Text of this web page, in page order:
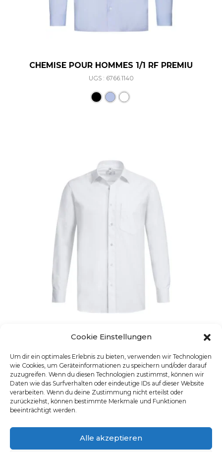
Cookie Einstellungen
Um dir ein optimales Erlebnis zu bieten, verwenden wir Technologien
wie Cookies, um Geräteinformationen zu speichern und/oder darauf
zuzugreifen. Wenn du diesen Technologien zustimmst, können wir
Daten wie das Surfverhalten oder eindeutige IDs auf dieser Website
verarbeiten. Wenn du deine Zustimmung nicht erteilst oder
zurückziehst, können bestimmte Merkmale und Funktionen
beeinträchtigt werden.
Alle akzeptieren
CHEMISE POUR HOMMES 1/1 RF PREMIU
UGS : 6766.1140
CHEMISE HOMME MANCHES LONGUES
UGS : 6600.1120
Ce produit a plusieurs